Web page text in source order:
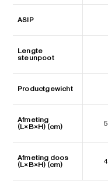
ASIP
Lengte
steunpoot
Productgewicht
Afmeting
(L×B×H) (cm)
Afmeting doos
(L×B×H) (cm)